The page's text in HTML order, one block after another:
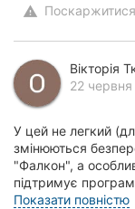
warning Поскаржитися
Вікторія
22 червня
У цей не легкий
змінюються
"Фалкон", а
підтримує
перелаштовує )))
Показати повністю